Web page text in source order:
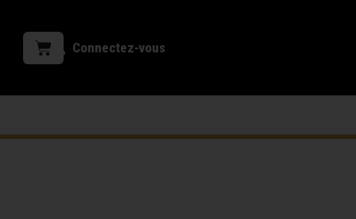
Connectez-vous